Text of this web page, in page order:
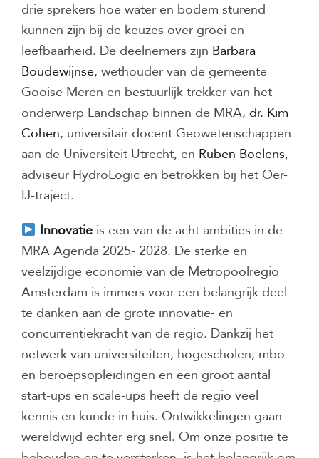
drie sprekers hoe water en bodem sturend
kunnen zijn bij de keuzes over groei en
leefbaarheid. De deelnemers zijn Barbara
Boudewijnse, wethouder van de gemeente
Gooise Meren en bestuurlijk trekker van het
onderwerp Landschap binnen de MRA, dr. Kim
Cohen, universitair docent Geowetenschappen
aan de Universiteit Utrecht, en Ruben Boelens,
adviseur HydroLogic en betrokken bij het Oer-
IJ-traject.
Innovatie is een van de acht ambities in de
MRA Agenda 2025- 2028. De sterke en
veelzijdige economie van de Metropoolregio
Amsterdam is immers voor een belangrijk deel
te danken aan de grote innovatie- en
concurrentiekracht van de regio. Dankzij het
netwerk van universiteiten, hogescholen, mbo-
en beroepsopleidingen en een groot aantal
start-ups en scale-ups heeft de regio veel
kennis en kunde in huis. Ontwikkelingen gaan
wereldwijd echter erg snel. Om onze positie te